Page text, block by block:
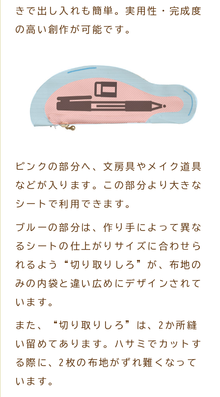
きで出し入れも簡単。実用性・完成度
の高い創作が可能です。
ピンクの部分へ、文房具やメイク道具
などが入ります。この部分より大きな
シートで利用できます。
ブルーの部分は、作り手によって異な
るシートの仕上がりサイズに合わせら
れるよう“切り取りしろ”が、布地の
みの内袋と違い広めにデザインされて
います。
また、“切り取りしろ”は、2か所縫
い留めてあります。ハサミでカットす
る際に、2枚の布地がずれ難くなって
います。